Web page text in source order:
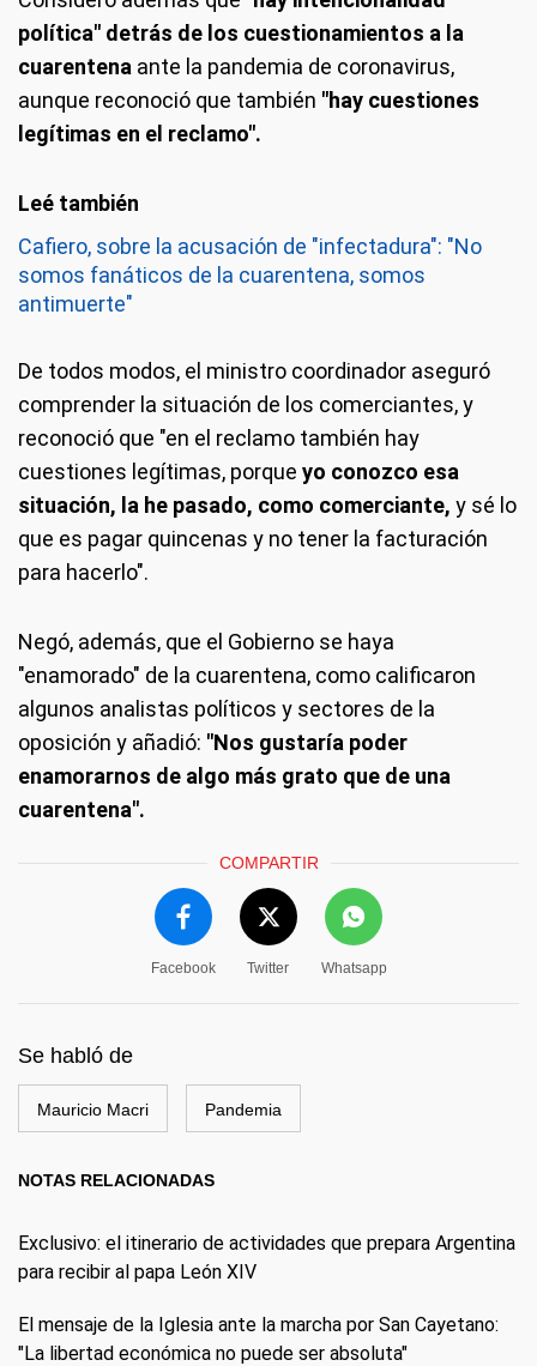
política" detrás de los cuestionamientos a la
cuarentena ante la pandemia de coronavirus,
aunque reconoció que también "hay cuestiones
legítimas en el reclamo".
Cafiero, sobre la acusación de "infectadura": "No
somos fanáticos de la cuarentena, somos
antimuerte"
De todos modos, el ministro coordinador aseguró
comprender la situación de los comerciantes, y
reconoció que "en el reclamo también hay
cuestiones legítimas, porque yo conozco esa
situación, la he pasado, como comerciante, y sé lo
que es pagar quincenas y no tener la facturación
para hacerlo".
Negó, además, que el Gobierno se haya
"enamorado" de la cuarentena, como calificaron
algunos analistas políticos y sectores de la
oposición y añadió: "Nos gustaría poder
enamorarnos de algo más grato que de una
cuarentena".
COMPARTIR
Facebook Twitter Whatsapp
Se habló de
Mauricio Macri Pandemia
NOTAS RELACIONADAS
Exclusivo: el itinerario de actividades que prepara Argentina
para recibir al papa León XIV
El mensaje de la Iglesia ante la marcha por San Cayetano:
"La libertad económica no puede ser absoluta"